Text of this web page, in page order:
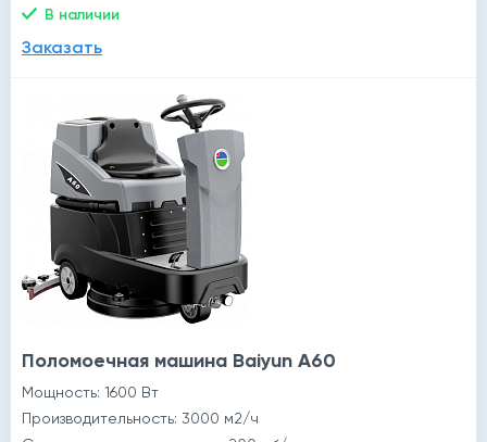
В наличии
Заказать
Поломоечная машина Baiyun A60
Мощность: 1600 Вт
Производительность: 3000 м2/ч